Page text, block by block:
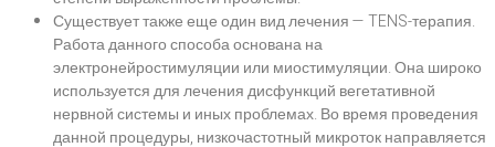
Существует также еще один вид лечения — TENS-терапия.
Работа данного способа основана на
электронейростимуляции или миостимуляции. Она широко
используется для лечения дисфункций вегетативной
нервной системы и иных проблемах. Во время проведения
данной процедуры, низкочастотный микроток направляется